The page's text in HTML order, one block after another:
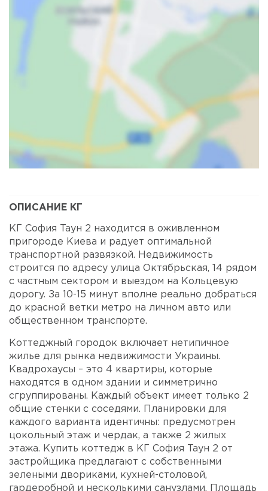
ОПИСАНИЕ КГ
КГ София Таун 2 находится в оживленном
пригороде Киева и радует оптимальной
транспортной развязкой. Недвижимость
строится по адресу улица Октябрьская, 14 рядом
с частным сектором и выездом на Кольцевую
дорогу. За 10-15 минут вполне реально добраться
до красной ветки метро на личном авто или
общественном транспорте.
Коттеджный городок включает нетипичное
жилье для рынка недвижимости Украины.
Квадрохаусы – это 4 квартиры, которые
находятся в одном здании и симметрично
сгруппированы. Каждый объект имеет только 2
общие стенки с соседями. Планировки для
каждого варианта идентичны: предусмотрен
цокольный этаж и чердак, а также 2 жилых
этажа. Купить коттедж в КГ София Таун 2 от
застройщика предлагают с собственными
зелеными двориками, кухней-столовой,
гардеробной и несколькими санузлами. Площадь